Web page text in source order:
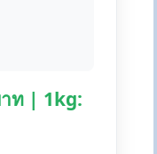
ท | 1kg: